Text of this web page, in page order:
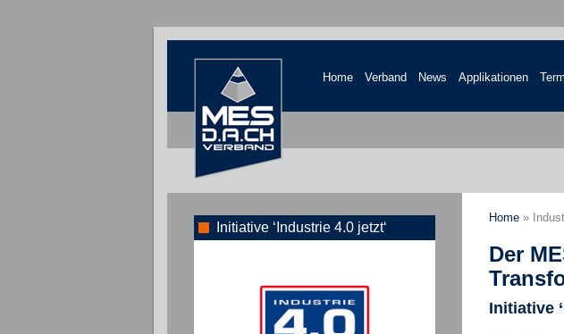
Home Verband News Applikationen
Initiative ‘Industrie 4.0 jetzt‘
Home »
Der
Initiative